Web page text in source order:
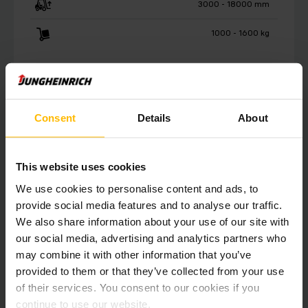
Consent Details About
This website uses cookies
We use cookies to personalise content and ads, to
provide social media features and to analyse our traffic.
We also share information about your use of our site with
our social media, advertising and analytics partners who
may combine it with other information that you’ve
provided to them or that they’ve collected from your use
of their services. You consent to our cookies if you
continue to use our website.
3000 - 18000 mm
1000 - 1600 kg
UZZINĀT VAIRĀK
Mūsu augstplauktu krautņotāji: spēcīgs
sniegums un maksimāla drošība
Ja Jums ir svarīga liela veiktspēja, mūsu elektriskie
augstplauktu krautņotāji Jūs noteikti pārliecinās: pateicoties
enerģijas rekuperācijai un efektīvai enerģijas pārvaldībai,
iekrāvējus normālā darba režīmā iespējams izmantot pat ilgāk
nekā divu maiņu garumā, un tas – bez akumulatora nomaiņas.